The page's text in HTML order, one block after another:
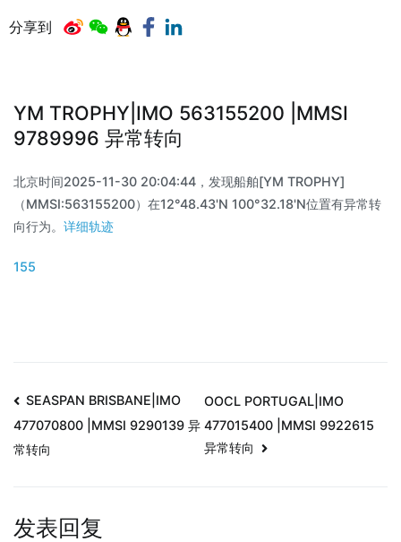
分享到
YM TROPHY|IMO 563155200 |MMSI
9789996 异常转向
北京时间2025-11-30 20:04:44，发现船舶[YM TROPHY]
（MMSI:563155200）在12°48.43'N 100°32.18'N位置有异常转
向行为。 详细轨迹
155
SEASPAN BRISBANE|IMO
477070800 |MMSI 9290139 异
常转向
OOCL PORTUGAL|IMO
477015400 |MMSI 9922615
异常转向
发表回复